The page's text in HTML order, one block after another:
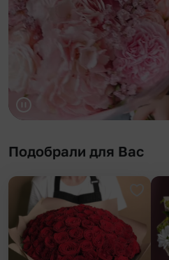
Подобрали для Вас